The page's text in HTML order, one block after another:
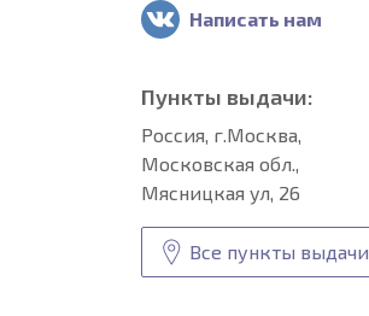
Написать нам
Пункты выдачи:
Россия, г.Москва,
Московская обл.,
Мясницкая ул, 26
Все пункты выдачи